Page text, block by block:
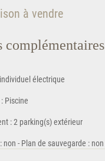
à vendre
complémentaires
électrique
Piscine
: 2 parking(s) extérieur
non - Plan de sauvegarde : non